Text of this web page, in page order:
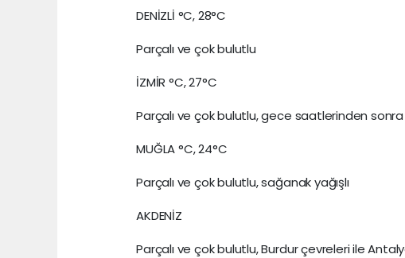
DENİZLİ °C, 28°C
Parçalı ve çok bulutlu
İZMİR °C, 27°C
Parçalı ve çok bulutlu, gece saatlerinden
MUĞLA °C, 24°C
Parçalı ve çok bulutlu, sağanak yağışlı
AKDENİZ
Parçalı ve çok bulutlu, Burdur çevreleri ile